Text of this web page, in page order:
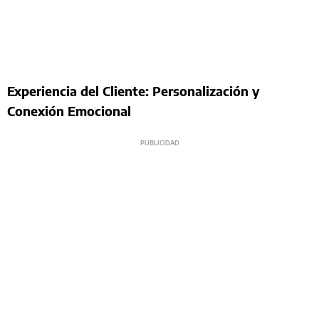
Experiencia del Cliente: Personalización y
Conexión Emocional